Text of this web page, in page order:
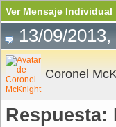
Ver Mensaje Individual
13/09/2013,
Coronel
Respuesta: